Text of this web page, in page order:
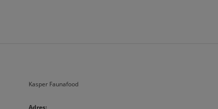
Kasper Faunafood